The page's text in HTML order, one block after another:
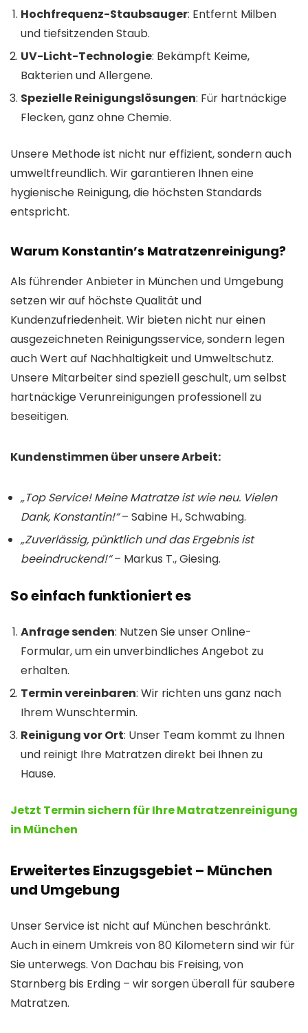
Hochfrequenz-Staubsauger: Entfernt Milben
und tiefsitzenden Staub.
UV-Licht-Technologie: Bekämpft Keime,
Bakterien und Allergene.
Spezielle Reinigungslösungen: Für hartnäckige
Flecken, ganz ohne Chemie.
Unsere Methode ist nicht nur effizient, sondern auch
umweltfreundlich. Wir garantieren Ihnen eine
hygienische Reinigung, die höchsten Standards
entspricht.
Warum Konstantin’s Matratzenreinigung?
Als führender Anbieter in München und Umgebung
setzen wir auf höchste Qualität und
Kundenzufriedenheit. Wir bieten nicht nur einen
ausgezeichneten Reinigungsservice, sondern legen
auch Wert auf Nachhaltigkeit und Umweltschutz.
Unsere Mitarbeiter sind speziell geschult, um selbst
hartnäckige Verunreinigungen professionell zu
beseitigen.
Kundenstimmen über unsere Arbeit:
„Top Service! Meine Matratze ist wie neu. Vielen
Dank, Konstantin!“– Sabine H., Schwabing.
„Zuverlässig, pünktlich und das Ergebnis ist
beeindruckend!“– Markus T., Giesing.
So einfach funktioniert es
Anfrage senden: Nutzen Sie unser Online-
Formular, um ein unverbindliches Angebot zu
erhalten.
Termin vereinbaren: Wir richten uns ganz nach
Ihrem Wunschtermin.
Reinigung vor Ort: Unser Team kommt zu Ihnen
und reinigt Ihre Matratzen direkt bei Ihnen zu
Hause.
Jetzt Termin sichern für Ihre Matratzenreinigung
in München
Erweitertes Einzugsgebiet – München
und Umgebung
Unser Service ist nicht auf München beschränkt.
Auch in einem Umkreis von 80 Kilometern sind wir für
Sie unterwegs. Von Dachau bis Freising, von
Starnberg bis Erding – wir sorgen überall für saubere
Matratzen.